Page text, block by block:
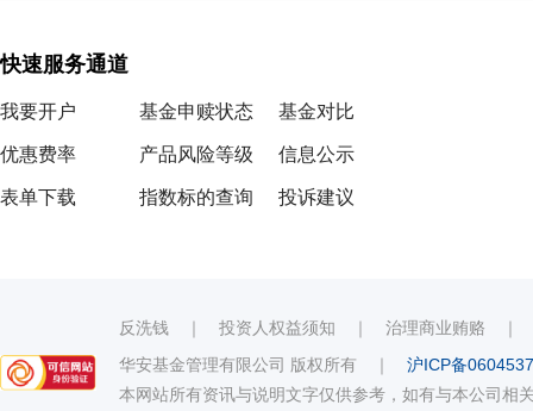
快速服务通道
我要开户
优惠费率
表单下载
基金申赎状态
产品风险等级
指数标的查询
基金对比
信息公示
投诉建议
反洗钱 ｜ 投资人权益须知 ｜ 治理商业贿赂
华安基金管理有限公司 版权所有 ｜ 沪ICP备
本网站所有资讯与说明文字仅供参考，如有与本公司相